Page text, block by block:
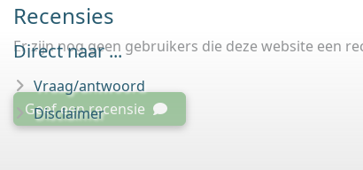
Recensies
Er zijn nog geen gebruikers die deze website een
Geef een recensie
Direct naar ...
Vraag/antwoord
Disclaimer